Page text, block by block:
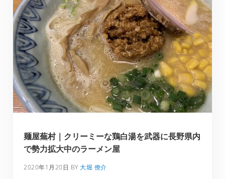
麺屋蕪村｜クリーミーな鶏白湯を武器に長野県内
で勢力拡大中のラーメン屋
2020年1月20日 BY大堀 僚介